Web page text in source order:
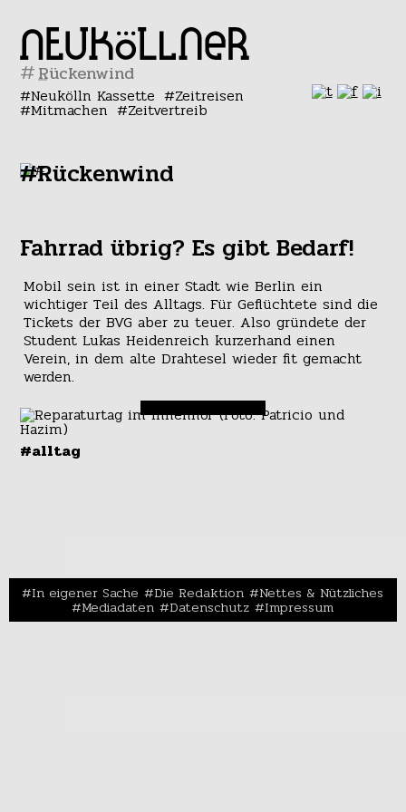
#
Neukölln Kassette Zeitreisen
Mitmachen Zeitvertreib
#Rückenwind
Fahrrad übrig? Es gibt Bedarf!
Mobil sein ist in einer Stadt wie Berlin ein
wichtiger Teil des Alltags. Für Geflüchtete sind die
Tickets der BVG aber zu teuer. Also gründete der
Student Lukas Heidenreich kurzerhand einen
Verein, in dem alte Drahtesel wieder fit gemacht
werden.
#alltag
In eigener Sache Die Redaktion Nettes & Nützliches
Mediadaten Datenschutz Impressum